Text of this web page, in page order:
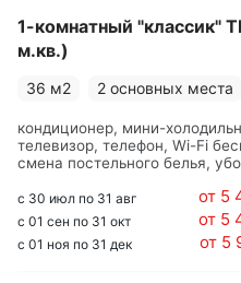
территории комплекса
игровая площадка,
напрокат кроватки-
процедуры,
фитолечение.
1-комнатный "классик"
м.кв.)
36 м2 2 основных места
кондиционер, мини-
телевизор, телефон, Wi-Fi
смена постельного белья,
односпальные, прикроватные
с душем, туалетные
с 30 июл по 31 авг от 5
с 01 сен по 31 окт от 5
с 01 ноя по 31 дек от 5